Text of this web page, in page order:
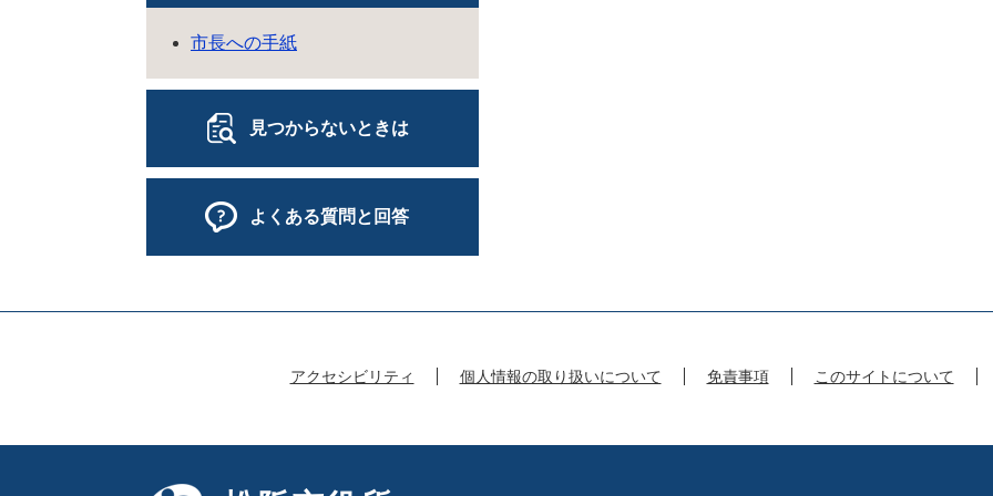
市長への手紙
見つからないときは
よくある質問と回答
アクセシビリティ 個人情報の取り扱いについて 免責事項 このサイトについて